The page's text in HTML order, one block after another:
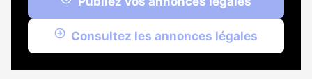
Consultez les annonces légales